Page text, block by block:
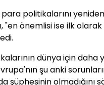
politikalarını
"en önemlisi ise ilk
dünya için daha
şu anki
olmadığını